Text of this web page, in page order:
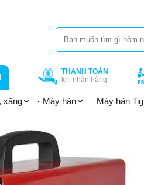
THANH TOÁN
khi nhận hàng
xăng Máy hàn Máy hàn Tig